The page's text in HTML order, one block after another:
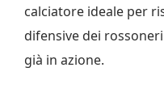
calciatore ideale per
difensive dei
già in azione.